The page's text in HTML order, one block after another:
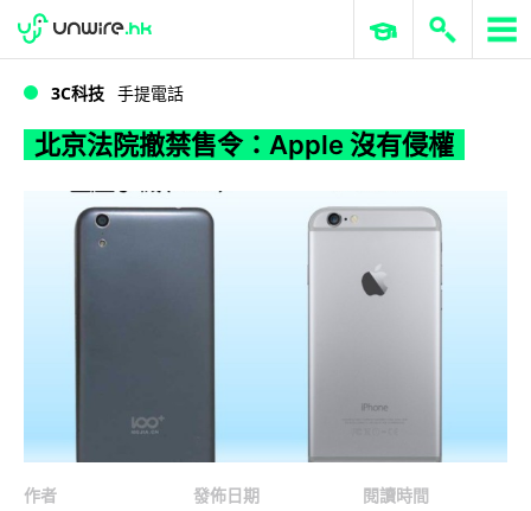
北京法院撤禁售令：Apple 沒有侵權
WWDC 2026 ERP 與商業 AI
3C科技 手提電話
北京法院撤禁售令：Apple 沒有侵權
作者
發佈日期
閱讀時間